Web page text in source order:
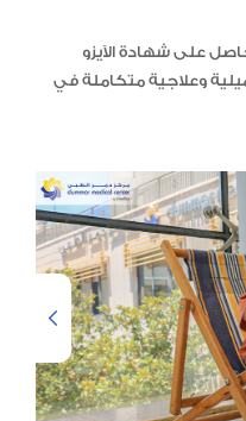
على شهادة الآيزو
وعلاجية متكاملة في